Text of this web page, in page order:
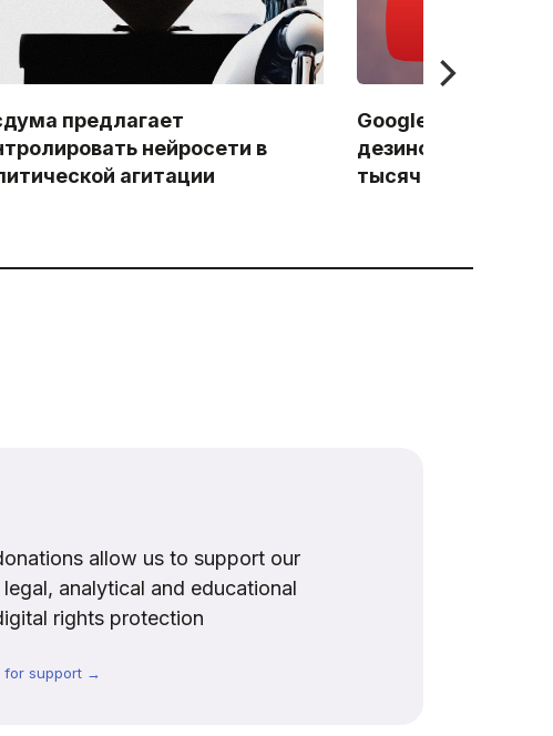
предлагает
нейросети в
агитации
Google в целях
дезинформацией
тысяч YouTube-
allow us to support our
analytical and educational
rights protection
for support →